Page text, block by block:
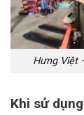
Hưng Việt
Khi sử